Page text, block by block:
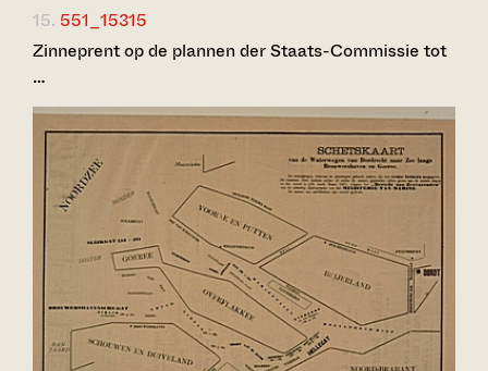
15. 551_15315
Zinneprent op de plannen der Staats-Commissie tot
…